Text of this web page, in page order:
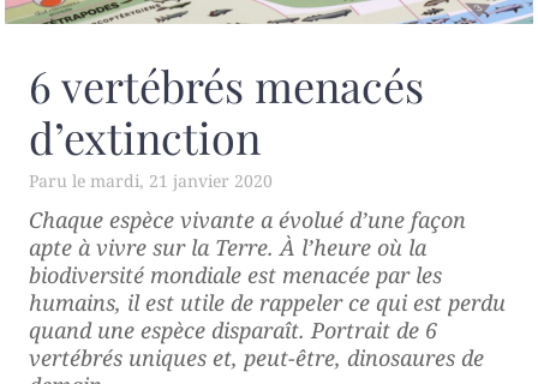
6 vertébrés menacés
d’extinction
mardi, 21 janvier 2020
Chaque espèce vivante a évolué d’une façon
apte à vivre sur la Terre. À l’heure où la
biodiversité mondiale est menacée par les
humains, il est utile de rappeler ce qui est perdu
quand une espèce disparaît. Portrait de 6
vertébrés uniques et, peut-être, dinosaures de